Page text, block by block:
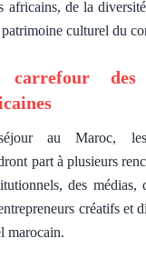
africains, de la
culturel du
carrefour
au Maroc, les
part à plusieurs
des médias,
créatifs et
marocain.